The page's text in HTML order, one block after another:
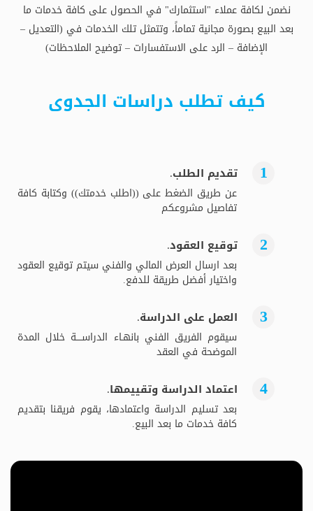
نضمن لكافة عملاء "استثمارك" في الحصول على كافة خدمات ما
بعد البيع بصورة مجانية تماماً، وتتمثل تلك الخدمات في (التعديل –
الإضافة – الرد على الاستفسارات – توضيح الملاحظات)
كيف تطلب دراسات الجدوى
تقديم الطلب.
عن طريق الضغط على ((اطلب خدمتك)) وكتابة كافة
تفاصيل مشروعكم
توقيع العقود.
بعد ارسال العرض المالي والفني سيتم توقيع العقود
واختيار أفضل طريقة للدفع.
العمل على الدراسة.
سيقوم الفريق الفني بانهـاء الدراســــة خلال المدة
الموضحة في العقد
اعتماد الدراسة وتقييمها.
بعد تسليم الدراسة واعتمادها، يقوم فريقنا بتقديم
كافة خدمات ما بعد البيع.